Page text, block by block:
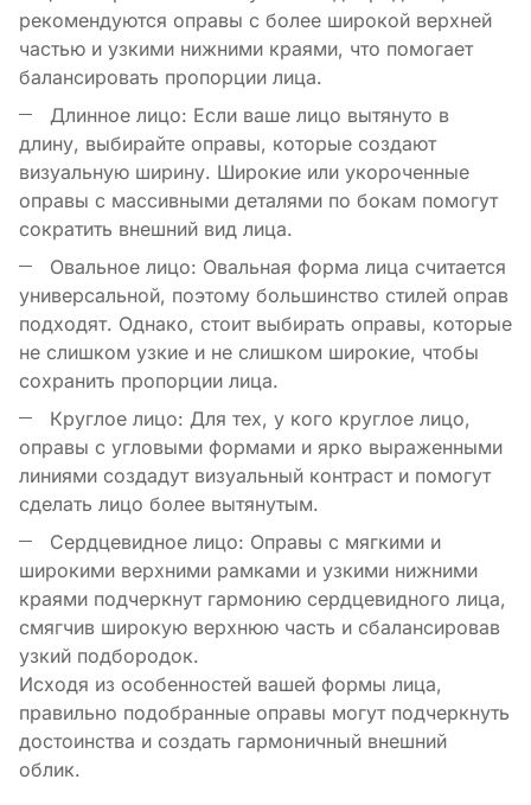
рекомендуются оправы с более широкой верхней
частью и узкими нижними краями, что помогает
балансировать пропорции лица.
Длинное лицо: Если ваше лицо вытянуто в
длину, выбирайте оправы, которые создают
визуальную ширину. Широкие или укороченные
оправы с массивными деталями по бокам помогут
сократить внешний вид лица.
Овальное лицо: Овальная форма лица считается
универсальной, поэтому большинство стилей оправ
подходят. Однако, стоит выбирать оправы, которые
не слишком узкие и не слишком широкие, чтобы
сохранить пропорции лица.
Круглое лицо: Для тех, у кого круглое лицо,
оправы с угловыми формами и ярко выраженными
линиями создадут визуальный контраст и помогут
сделать лицо более вытянутым.
Сердцевидное лицо: Оправы с мягкими и
широкими верхними рамками и узкими нижними
краями подчеркнут гармонию сердцевидного лица,
смягчив широкую верхнюю часть и сбалансировав
узкий подбородок.
Исходя из особенностей вашей формы лица,
правильно подобранные оправы могут подчеркнуть
достоинства и создать гармоничный внешний
облик.